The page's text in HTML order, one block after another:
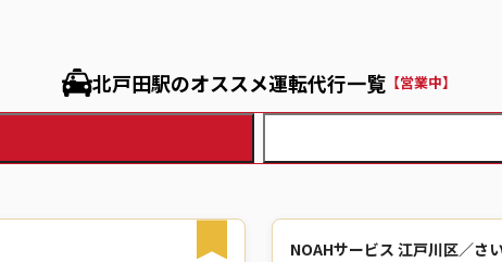
北戸田駅のオススメ運転代行一覧【営業中】
NOAHサービス 江戸川区／さ